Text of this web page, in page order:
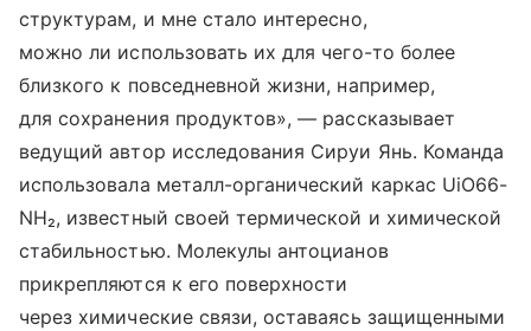
структурам, и мне стало интересно,
можно ли использовать их для чего-то более
близкого к повседневной жизни, например,
для сохранения продуктов», — рассказывает
ведущий автор исследования Сируи Янь. Команда
использовала металл-органический каркас UiO66-
NH₂, известный своей термической и химической
стабильностью. Молекулы антоцианов
прикрепляются к его поверхности
через химические связи, оставаясь защищенными